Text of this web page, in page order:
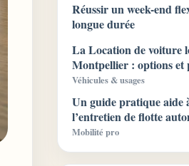
Réussir un week-end
longue durée
La Location de voiture
Montpellier : options et
Véhicules & usages
Un guide pratique aide
l’entretien de flotte
Mobilité pro